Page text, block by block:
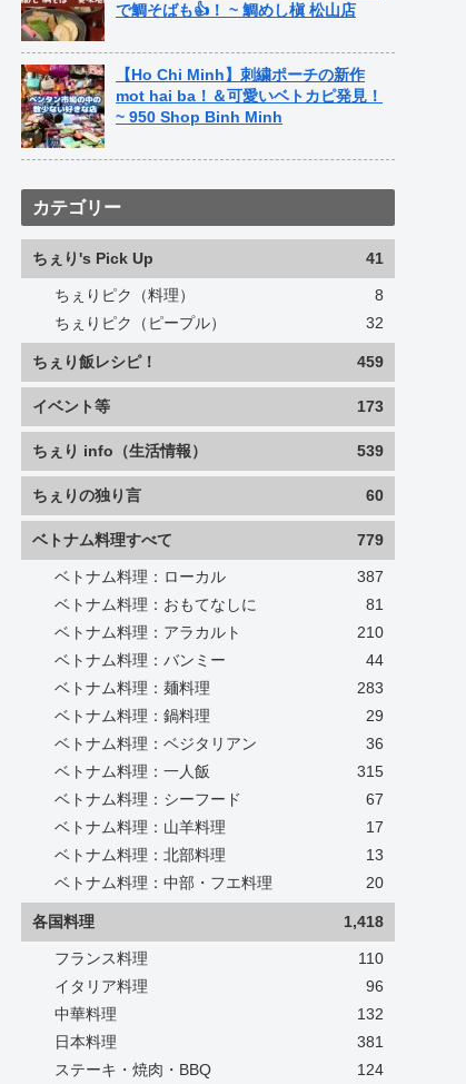
で鯛そばも👍！ ~ 鯛めし槇 松山店
【Ho Chi Minh】刺繍ポーチの新作
mot hai ba！＆可愛いベトカピ発見！
~ 950 Shop Binh Minh
カテゴリー
ちぇり's Pick Up 41
ちぇりピク（料理）
8
ちぇりピク（ピープル）
32
ちぇり飯レシピ！ 459
イベント等 173
ちぇり info（生活情報） 539
ちぇりの独り言 60
ベトナム料理すべて 779
ベトナム料理：ローカル
387
ベトナム料理：おもてなしに
81
ベトナム料理：アラカルト
210
ベトナム料理：バンミー
44
ベトナム料理：麺料理
283
ベトナム料理：鍋料理
29
ベトナム料理：ベジタリアン
36
ベトナム料理：一人飯
315
ベトナム料理：シーフード
67
ベトナム料理：山羊料理
17
ベトナム料理：北部料理
13
ベトナム料理：中部・フエ料理
20
各国料理 1,418
フランス料理
110
イタリア料理
96
中華料理
132
日本料理
381
ステーキ・焼肉・BBQ
124